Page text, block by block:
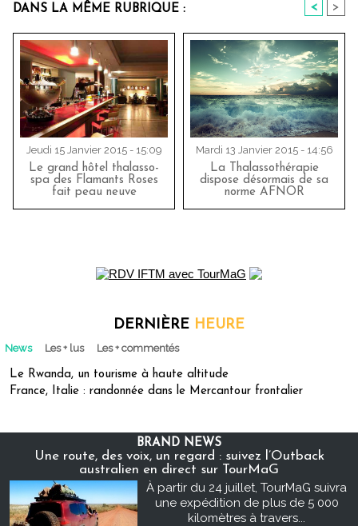
DANS LA MÊME RUBRIQUE : < >
Jeudi 15 Janvier 2015 - 15:09
Le grand hôtel thalasso-
spa des Flamants Roses
fait peau neuve
Mardi 13 Janvier 2015 - 14:56
La Thalassothérapie
dispose désormais de sa
norme AFNOR
DERNIÈRE HEURE
News Les + lus Les + commentés
Le Rwanda, un tourisme à haute altitude
France, Italie : randonnée dans le Mercantour frontalier
BRAND NEWS
Une route, des voix, un regard : suivez l’Outback
australien en direct sur TourMaG
À partir du 24 juillet, TourMaG suivra
une expédition de plus de 5 000
kilomètres à travers...